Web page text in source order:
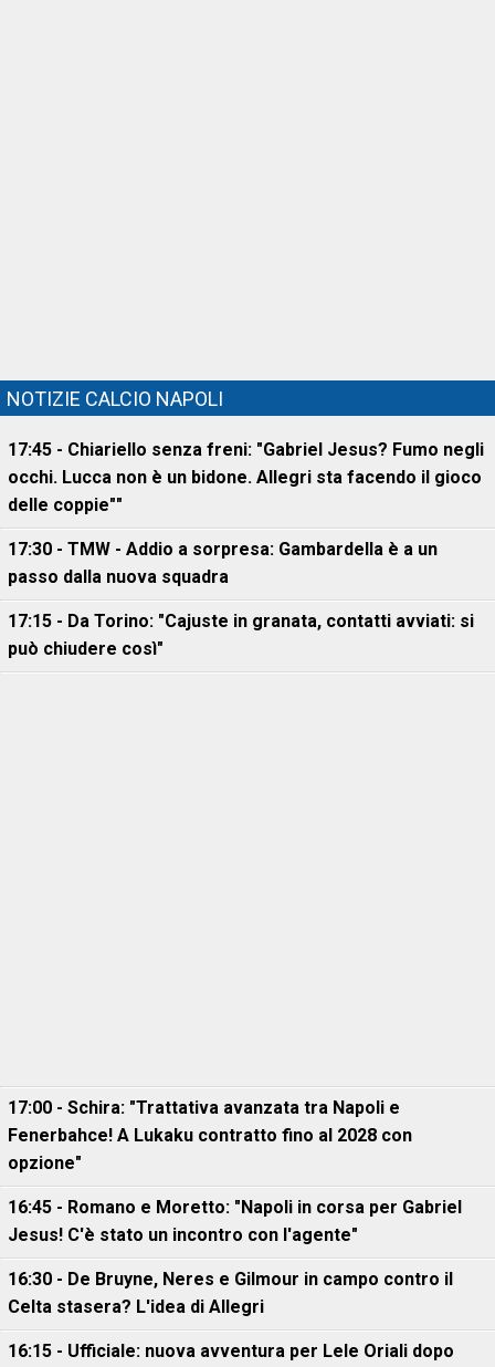
NOTIZIE CALCIO NAPOLI
17:45 - Chiariello senza freni: "Gabriel Jesus? Fumo negli
occhi. Lucca non è un bidone. Allegri sta facendo il gioco
delle coppie""
17:30 - TMW - Addio a sorpresa: Gambardella è a un
passo dalla nuova squadra
17:15 - Da Torino: "Cajuste in granata, contatti avviati: si
può chiudere così"
17:00 - Schira: "Trattativa avanzata tra Napoli e
Fenerbahce! A Lukaku contratto fino al 2028 con
opzione"
16:45 - Romano e Moretto: "Napoli in corsa per Gabriel
Jesus! C'è stato un incontro con l'agente"
16:30 - De Bruyne, Neres e Gilmour in campo contro il
Celta stasera? L'idea di Allegri
16:15 - Ufficiale: nuova avventura per Lele Oriali dopo